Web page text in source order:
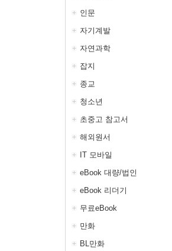
인문
자기계발
자연과학
잡지
종교
청소년
초중고 참고서
해외원서
IT 모바일
eBook 대량/법인
eBook 리더기
무료eBook
만화
BL만화